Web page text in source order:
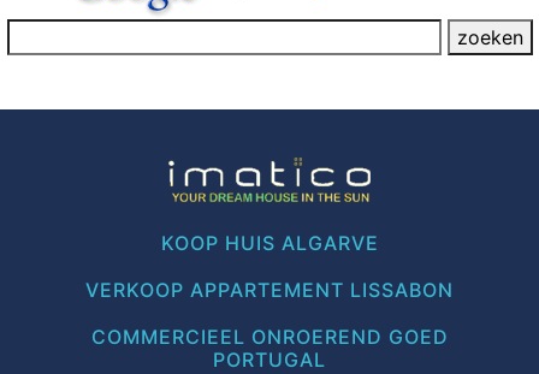
KOOP HUIS ALGARVE
VERKOOP APPARTEMENT LISSABON
COMMERCIEEL ONROEREND GOED
PORTUGAL